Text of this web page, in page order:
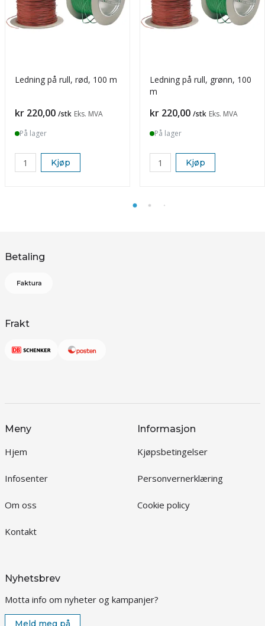
Ledning på rull, rød, 100 m
Pris
kr 220,00 /stk Eks. MVA
På lager
Kjøp
Ledning på rull, grønn, 100
m
Pris
kr 220,00 /stk Eks. MVA
På lager
Kjøp
Betaling
Frakt
Meny
Hjem
Infosenter
Om oss
Kontakt
Informasjon
Kjøpsbetingelser
Personvernerklæring
Cookie policy
Nyhetsbrev
Motta info om nyheter og kampanjer?
Meld meg på